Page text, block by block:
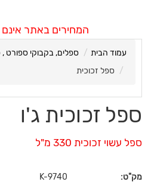
המחירים באתר
עמוד הבית
ספלים, בקבוקי ספורט ,
ספל זכוכית
ספל זכוכית ג'ו
ספל עשוי זכוכית 330 מ"ל
מק"ט:
K-9740